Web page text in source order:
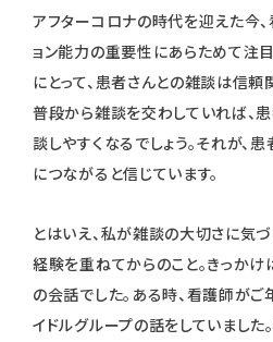
アフターコロナの時代を迎えた今
ョン能力の重要性にあらためて注
にとって、患者さんとの雑談は信頼
普段から雑談を交わしていれば、
談しやすくなるでしょう。それが、
につながると信じています。
とはいえ、私が雑談の大切さに気
経験を重ねてからのこと。きっか
の会話でした。ある時、看護師が
イドルグループの話をしていました